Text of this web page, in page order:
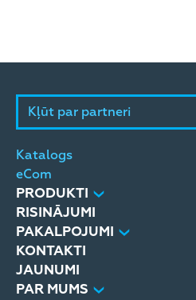
Kļūt par partneri
Katalogs
eCom
PRODUKTI
RISINĀJUMI
PAKALPOJUMI
KONTAKTI
JAUNUMI
PAR MUMS